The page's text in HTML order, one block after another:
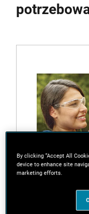
By clicking “Accept All
device to enhance site
marketing efforts.